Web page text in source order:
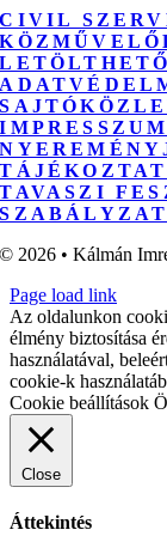
CIVIL
IMPRESSZUM
TAVASZI
SZABÁLYZAT
© 2026 • Kálmán
Page load link
Az oldalunkon
élmény biztosítása
használatával,
cookie-k
Cookie beállítások
Close
Áttekintés